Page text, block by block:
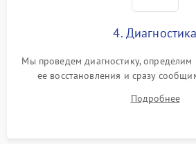
4. Диагностика
Мы проведем диагностику, определим
ее восстановления и сразу
Подробнее